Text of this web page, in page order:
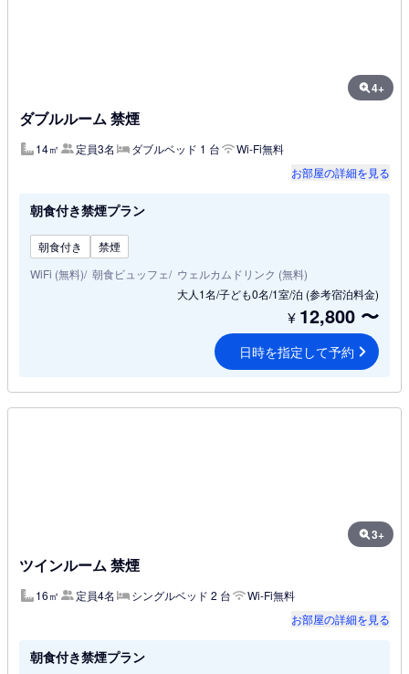
4+
ダブルルーム 禁煙
14㎡ 定員3名 ダブルベッド 1 台
Wi-Fi無料
お部屋の詳細を見る
朝食付き禁煙プラン
朝食付き
禁煙
WiFi (無料) 朝食ビュッフェ
ウェルカムドリンク (無料)
大人1名/子ども0名/1室/泊 (参考宿泊料金)
¥ 12,800 〜
日時を指定して予約
3+
ツインルーム 禁煙
16㎡ 定員4名 シングルベッド 2 台
Wi-Fi無料
お部屋の詳細を見る
朝食付き禁煙プラン